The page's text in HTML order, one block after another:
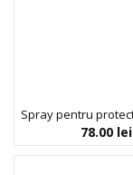
78.00 lei